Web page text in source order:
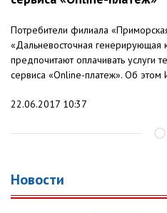
Потребители филиала
«Дальневосточная генерирующая
предпочитают оплачивать услуги
сервиса «Online-платеж». Об этом
22.06.2017 10:37
Новости